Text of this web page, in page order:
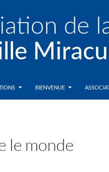
BIENVENUE
le monde